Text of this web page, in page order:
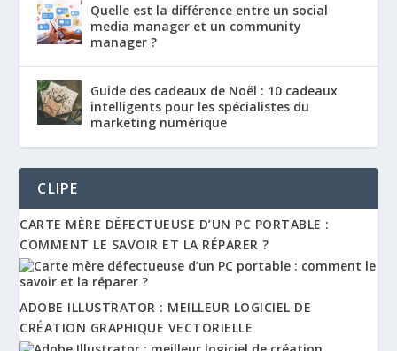
Quelle est la différence entre un social
media manager et un community
manager ?
Guide des cadeaux de Noël : 10 cadeaux
intelligents pour les spécialistes du
marketing numérique
CLIPE
CARTE MÈRE DÉFECTUEUSE D’UN PC PORTABLE :
COMMENT LE SAVOIR ET LA RÉPARER ?
ADOBE ILLUSTRATOR : MEILLEUR LOGICIEL DE
CRÉATION GRAPHIQUE VECTORIELLE